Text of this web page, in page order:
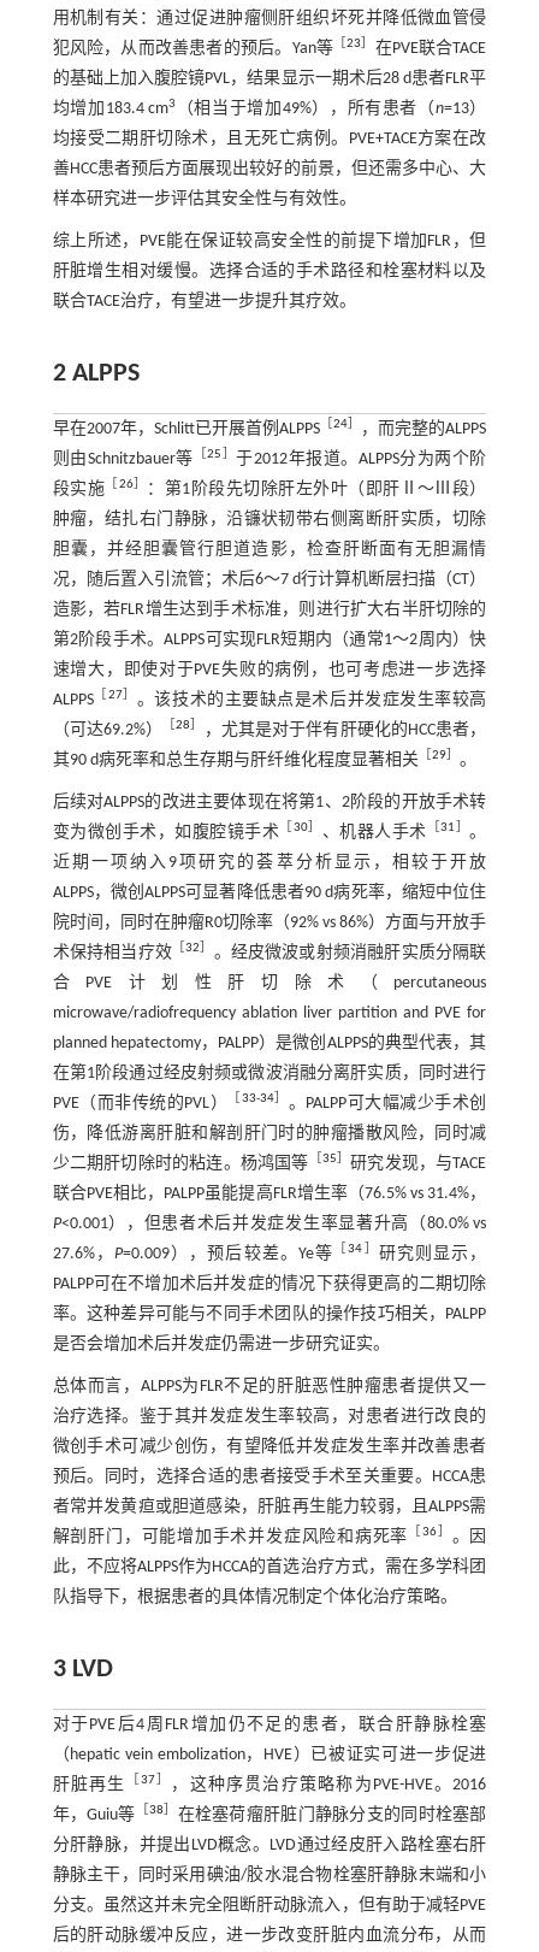
用机制有关：通过促进肿瘤侧肝组织坏死并降低微血管侵
犯风险，从而改善患者的预后。Yan等［23
在PVE联合TACE
的基础上加入腹腔镜PVL，结果显示一期术后28 d患者FLR平
均增加183.4 cm3 （相当于增加49%），所有患者（n=13）
均接受二期肝切除术，且无死亡病例。PVE+TACE方案在改
善HCC患者预后方面展现出较好的前景，但还需多中心、大
样本研究进一步评估其安全性与有效性。
综上所述，PVE能在保证较高安全性的前提下增加FLR，但
肝脏增生相对缓慢。选择合适的手术路径和栓塞材料以及
联合TACE治疗，有望进一步提升其疗效。
2 ALPPS
早在2007年，Schlitt已开展首例ALPPS ［24
，而完整的ALPPS
则由Schnitzbauer等 ［25 ］于2012年报道。ALPPS分为两个阶
段实施
26］
：第1阶段先切除肝左外叶（即肝Ⅱ～Ⅲ段）
肿瘤，结扎右门静脉，沿镰状韧带右侧离断肝实质，切除
胆囊，并经胆囊管行胆道造影，检查肝断面有无胆漏情
况，随后置入引流管；术后6～7 d行计算机断层扫描（CT）
造影，若FLR增生达到手术标准，则进行扩大右半肝切除的
第2阶段手术。ALPPS可实现FLR短期内（通常1～2周内）快
速增大，即使对于PVE失败的病例，也可考虑进一步选择
ALPPS［ 27］ 。该技术的主要缺点是术后并发症发生率较高
（可达69.2%）
［28
，尤其是对于伴有肝硬化的HCC患者，
其90 d病死率和总生存期与肝纤维化程度显著相关
29］ 。
后续对ALPPS的改进主要体现在将第1、2阶段的开放手术转
变为微创手术，如腹腔镜手术
30］ 、机器人手术 ［31
。
近期一项纳入9项研究的荟萃分析显示，相较于开放
ALPPS，微创ALPPS可显著降低患者90 d病死率，缩短中位住
院时间，同时在肿瘤R0切除率（92% vs 86%）方面与开放手
术保持相当疗效［32
。经皮微波或射频消融肝实质分隔联
合PVE计划性肝切除术（percutaneous
microwave/radiofrequency ablation liver partition and PVE for
planned hepatectomy，PALPP）是微创ALPPS的典型代表，其
在第1阶段通过经皮射频或微波消融分离肝实质，同时进行
PVE（而非传统的PVL）
33-34］ 。PALPP可大幅减少手术创
伤，降低游离肝脏和解剖肝门时的肿瘤播散风险，同时减
少二期肝切除时的粘连。杨鸿国等
35 ］研究发现，与TACE
联合PVE相比，PALPP虽能提高FLR增生率（76.5% vs 31.4%，
P<0.001），但患者术后并发症发生率显著升高（80.0% vs
27.6%， P=0.009），预后较差。Ye等 ［34
研究则显示，
PALPP可在不增加术后并发症的情况下获得更高的二期切除
率。这种差异可能与不同手术团队的操作技巧相关，PALPP
是否会增加术后并发症仍需进一步研究证实。
总体而言，ALPPS为FLR不足的肝脏恶性肿瘤患者提供又一
治疗选择。鉴于其并发症发生率较高，对患者进行改良的
微创手术可减少创伤，有望降低并发症发生率并改善患者
预后。同时，选择合适的患者接受手术至关重要。HCCA患
者常并发黄疸或胆道感染，肝脏再生能力较弱，且ALPPS需
解剖肝门，可能增加手术并发症风险和病死率
［36
。因
此，不应将ALPPS作为HCCA的首选治疗方式，需在多学科团
队指导下，根据患者的具体情况制定个体化治疗策略。
3 LVD
对于PVE后4周FLR增加仍不足的患者，联合肝静脉栓塞
（hepatic vein embolization，HVE）已被证实可进一步促进
肝脏再生
37］
，这种序贯治疗策略称为PVE-HVE。2016
年，Guiu等 ［38
在栓塞荷瘤肝脏门静脉分支的同时栓塞部
分肝静脉，并提出LVD概念。LVD通过经皮肝入路栓塞右肝
静脉主干，同时采用碘油/胶水混合物栓塞肝静脉末端和小
分支。虽然这并未完全阻断肝动脉流入，但有助于减轻PVE
后的肝动脉缓冲反应，进一步改变肝脏内血流分布，从而